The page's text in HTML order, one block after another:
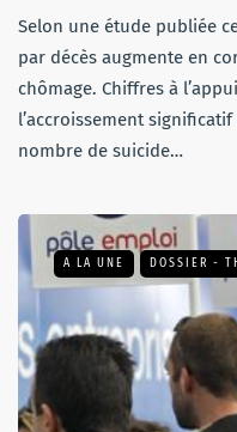
Selon une étude publiée
par décès augmente en
chômage. Chiffres à
l’accroissement
nombre de suicide…
A LA UNE DOSSIER -